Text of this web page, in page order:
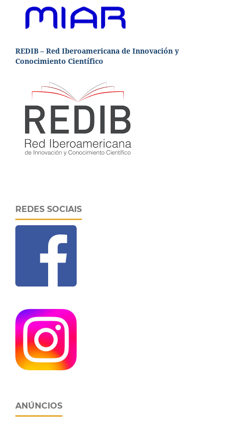
REDIB – Red Iberoamericana de Innovación y
Conocimiento Científico
REDES SOCIAIS
ANÚNCIOS